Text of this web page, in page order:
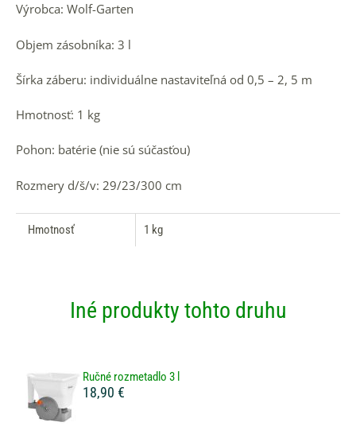
Výrobca: Wolf-Garten
Objem zásobníka: 3 l
Šírka záberu: individuálne nastaviteľná od 0,5 – 2, 5 m
Hmotnosť: 1 kg
Pohon: batérie (nie sú súčasťou)
Rozmery d/š/v: 29/23/300 cm
Hmotnosť 1 kg
Iné produkty tohto druhu
Ručné rozmetadlo 3 l
18,90 €